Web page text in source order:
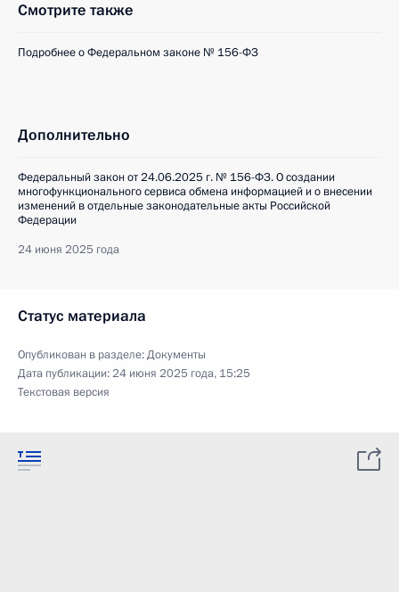
Смотрите также
Подробнее о Федеральном законе № 156-ФЗ
Дополнительно
Федеральный закон от 24.06.2025 г. № 156-ФЗ. О создании
многофункционального сервиса обмена информацией и о внесении
изменений в отдельные законодательные акты Российской
Федерации
24 июня 2025 года
Статус материала
Опубликован в разделе:Документы
Дата публикации:24 июня 2025 года, 15:25
Текстовая версия